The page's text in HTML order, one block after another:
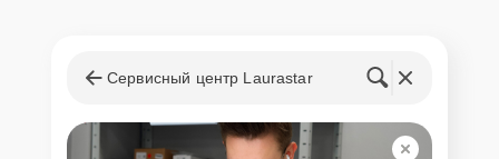
Сервисный центр Laurastar